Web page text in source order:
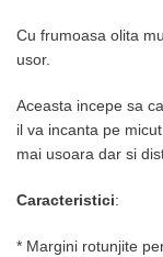
Cu frumoasa olita
usor.
Aceasta incepe sa
il va incanta pe
mai usoara dar si
Caracteristici:
* Margini rotunjite